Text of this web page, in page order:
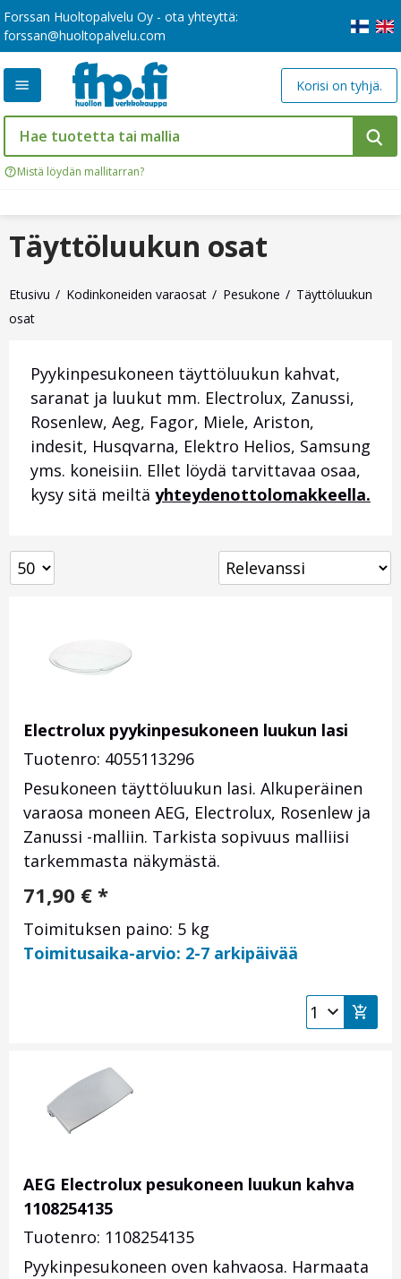
Forssan Huoltopalvelu Oy - ota yhteyttä:
forssan@huoltopalvelu.com
Mistä löydän mallitarran?
Korisi on tyhjä.
Etusivu Kodinkoneiden varaosat Pesukone
Täyttöluukun
osat
Täyttöluukun osat
Pyykinpesukoneen täyttöluukun kahvat,
saranat ja luukut mm. Electrolux, Zanussi,
Rosenlew, Aeg, Fagor, Miele, Ariston,
indesit, Husqvarna, Elektro Helios, Samsung
yms. koneisiin. Ellet löydä tarvittavaa osaa,
kysy sitä meiltä yhteydenottolomakkeella.
Electrolux pyykinpesukoneen luukun lasi
Tuotenro: 4055113296
Pesukoneen täyttöluukun lasi. Alkuperäinen
varaosa moneen AEG, Electrolux, Rosenlew ja
Zanussi -malliin. Tarkista sopivuus malliisi
tarkemmasta näkymästä.
71,90 € *
Toimituksen paino: 5 kg
Toimitusaika-arvio: 2-7 arkipäivää
AEG Electrolux pesukoneen luukun kahva
1108254135
Tuotenro: 1108254135
Pyykinpesukoneen oven kahvaosa. Harmaata